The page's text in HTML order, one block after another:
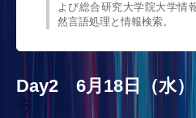
よび総合研究大学院大学情
然言語処理と情報検索。
Day2 6月18日（水
ラ